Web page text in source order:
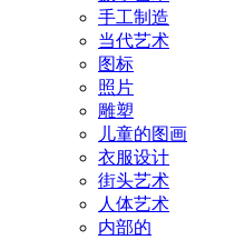
手工制造
当代艺术
图标
照片
雕塑
儿童的图画
衣服设计
街头艺术
人体艺术
内部的